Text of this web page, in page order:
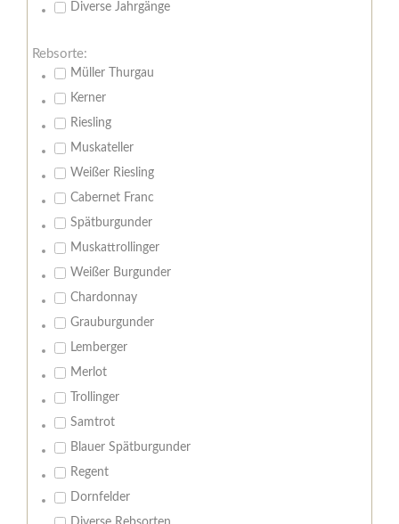
Diverse Jahrgänge
Rebsorte:
Müller Thurgau
Kerner
Riesling
Muskateller
Weißer Riesling
Cabernet Franc
Spätburgunder
Muskattrollinger
Weißer Burgunder
Chardonnay
Grauburgunder
Lemberger
Merlot
Trollinger
Samtrot
Blauer Spätburgunder
Regent
Dornfelder